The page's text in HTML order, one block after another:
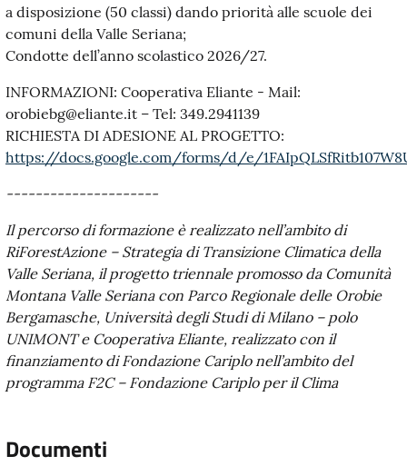
a disposizione (50 classi) dando priorità alle scuole dei
comuni della Valle Seriana;
Condotte dell’anno scolastico 2026/27.
INFORMAZIONI: Cooperativa Eliante - Mail:
orobiebg@eliante.it – Tel: 349.2941139
RICHIESTA DI ADESIONE AL PROGETTO:
https://docs.google.com/forms/d/e/
---------------------
Il percorso di formazione è realizzato nell’ambito di
RiForestAzione – Strategia di Transizione Climatica della
Valle Seriana, il progetto triennale promosso da Comunità
Montana Valle Seriana con Parco Regionale delle Orobie
Bergamasche, Università degli Studi di Milano – polo
UNIMONT e Cooperativa Eliante, realizzato con il
finanziamento di Fondazione Cariplo nell’ambito del
programma F2C – Fondazione Cariplo per il Clima
Documenti